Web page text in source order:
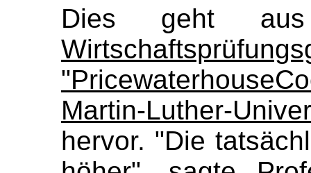
Dies geht
Martin-Luther-
hervor. "Die